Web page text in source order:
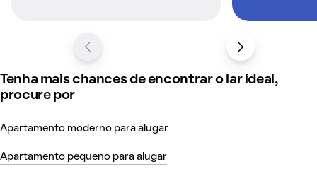
Tenha mais chances de encontrar o lar ideal,
procure por
Apartamento moderno para alugar
Apartamento pequeno para alugar